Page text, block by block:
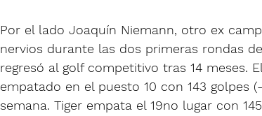
Por el lado Joaquín Niemann, otro ex
nervios durante las dos primeras rondas
regresó al golf competitivo tras 14 meses.
empatado en el puesto 10 con 143 golpes
semana. Tiger empata el 19no lugar con